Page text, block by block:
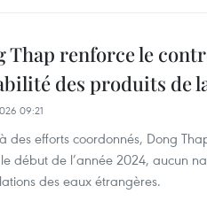
Thap renforce le
des produits de
09:21
des efforts coordonnés, Dong
début de l’année 2024, aucun
des eaux étrangères.